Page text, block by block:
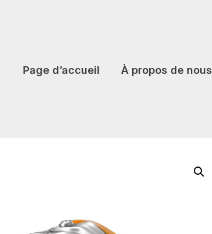
Page d’accueil À propos de nous